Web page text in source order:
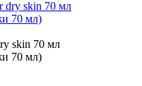
skin 70 мл
70 мл)